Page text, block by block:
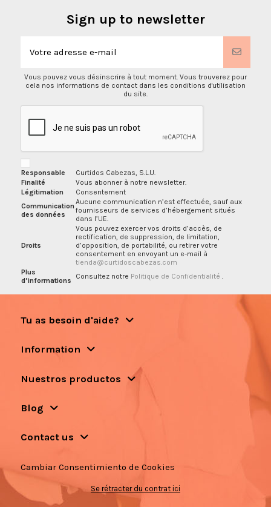
Sign up to newsletter
Vous pouvez vous désinscrire à tout moment. Vous trouverez pour
cela nos informations de contact dans les conditions d'utilisation
du site.
Responsable
Curtidos Cabezas, S.L.U.
Finalité
Vous abonner à notre newsletter.
Légitimation
Consentement
Communication
des données
Aucune communication n’est effectuée, sauf aux
fournisseurs de services d’hébergement situés
dans l’UE.
Droits
Vous pouvez exercer vos droits d’accès, de
rectification, de suppression, de limitation,
d’opposition, de portabilité, ou retirer votre
consentement en envoyant un e-mail à
tienda@curtidoscabezas.com
Plus
d’informations
Consultez notre Politique de Confidentialité
Tu as besoin d'aide?
Information
Nuestros productos
Blog
Contact us
Cambiar Consentimiento de Cookies
Se rétracter du contrat ici